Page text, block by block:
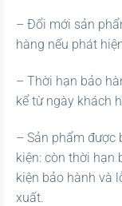
– Đổi mới sản
hàng nếu phát
– Thời hạn bảo
kể từ ngày khách
– Sản phẩm được
kiện: còn thời hạn
kiện bảo hành và
xuất.